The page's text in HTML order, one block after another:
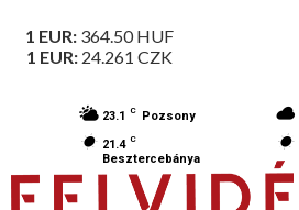
1 EUR: 364.50HUF
1 EUR: 24.261 CZK
23.1 C Pozsony
21.4 C
Besztercebánya